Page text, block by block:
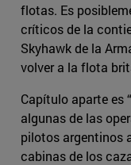
flotas. Es
críticos de la
Skyhawk de la
volver a la flota
Capítulo aparte es
algunas de las
pilotos argentinos
cabinas de los